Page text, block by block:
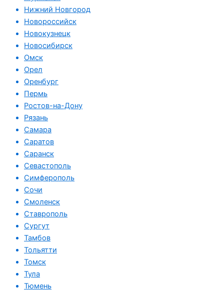
Нижний Новгород
Новороссийск
Новокузнецк
Новосибирск
Омск
Орел
Оренбург
Пермь
Ростов-на-Дону
Рязань
Самара
Саратов
Саранск
Севастополь
Симферополь
Сочи
Смоленск
Ставрополь
Сургут
Тамбов
Тольятти
Томск
Тула
Тюмень